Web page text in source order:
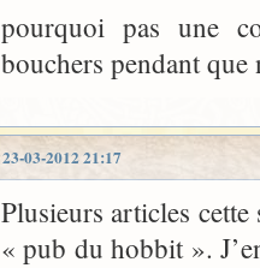
pourquoi pas une
bouchers pendant que
23-03-2012 21:17
Plusieurs articles
« pub du hobbit ».